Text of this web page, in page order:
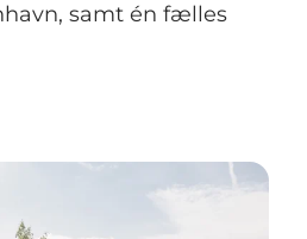
samt én fælles